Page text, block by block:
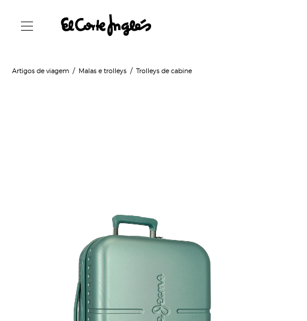
Artigos de viagem Malas e trolleys Trolleys de cabine